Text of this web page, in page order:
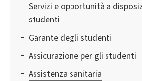
Servizi e opportunità a
studenti
Garante degli studenti
Assicurazione per gli studenti
Assistenza sanitaria